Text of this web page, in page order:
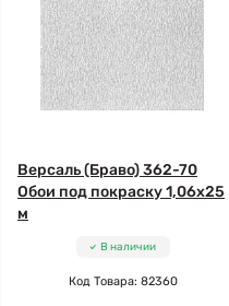
Версаль (Браво) 362-70
Обои под покраску 1,06x25
м
В наличии
Код Товара: 82360